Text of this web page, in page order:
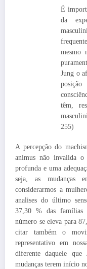
É
da
mesmo
Jung o
têm,
255)
A percepção do
animus não invalida o
profunda e uma
seja, as mudanças
considerarmos a
analises do último
37,30 % das famílias
número se eleva para
citar também o
representativo em
diferente daquele que
mudanças terem início